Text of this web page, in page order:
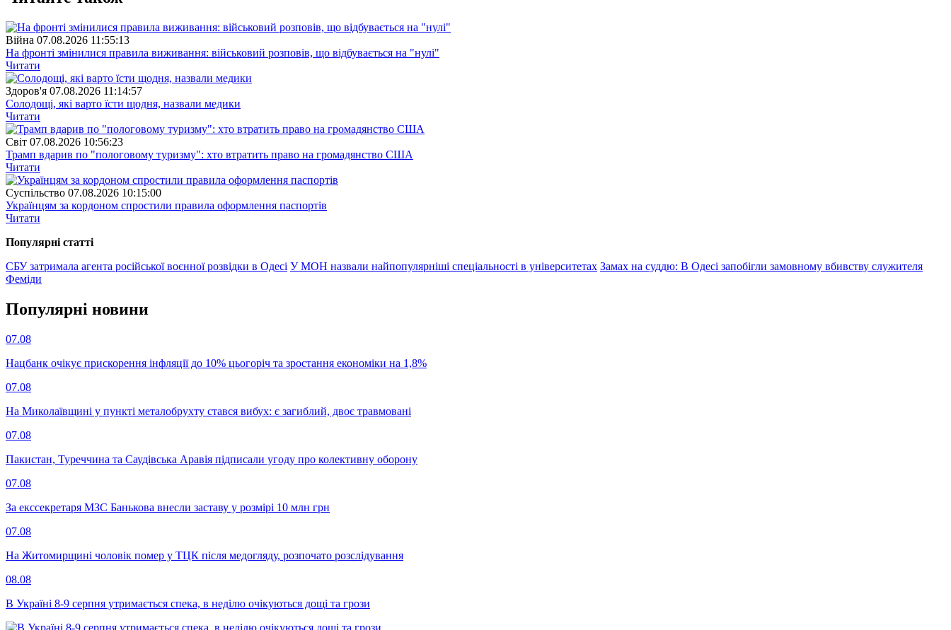
Війна 07.08.2026 11:55:13
На фронті змінилися правила виживання: військовий розповів, що відбувається на "нулі"
Читати
Здоров'я 07.08.2026 11:14:57
Солодощі, які варто їсти щодня, назвали медики
Читати
Свiт 07.08.2026 10:56:23
Трамп вдарив по "пологовому туризму": хто втратить право на громадянство США
Читати
Суспiльство 07.08.2026 10:15:00
Українцям за кордоном спростили правила оформлення паспортів
Читати
Популярнi статтi
СБУ затримала агента російської воєнної розвідки в Одесі У МОН назвали найпопулярніші спеціальності в університетах Замах на суддю: В Одесі запобігли замовному вбивству служителя
Феміди
Популярнi новини
07.08
Нацбанк очікує прискорення інфляції до 10% цьогоріч та зростання економіки на 1,8%
07.08
На Миколаївщині у пункті металобрухту стався вибух: є загиблий, двоє травмовані
07.08
Пакистан, Туреччина та Саудівська Аравія підписали угоду про колективну оборону
07.08
За екссекретаря МЗС Банькова внесли заставу у розмірі 10 млн грн
07.08
На Житомирщині чоловік помер у ТЦК після медогляду, розпочато розслідування
08.08
В Україні 8-9 серпня утримається спека, в неділю очікуються дощі та грози